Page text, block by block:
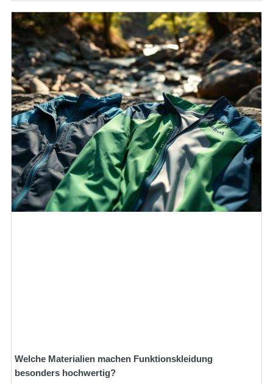
Welche Materialien machen Funktionskleidung
besonders hochwertig?